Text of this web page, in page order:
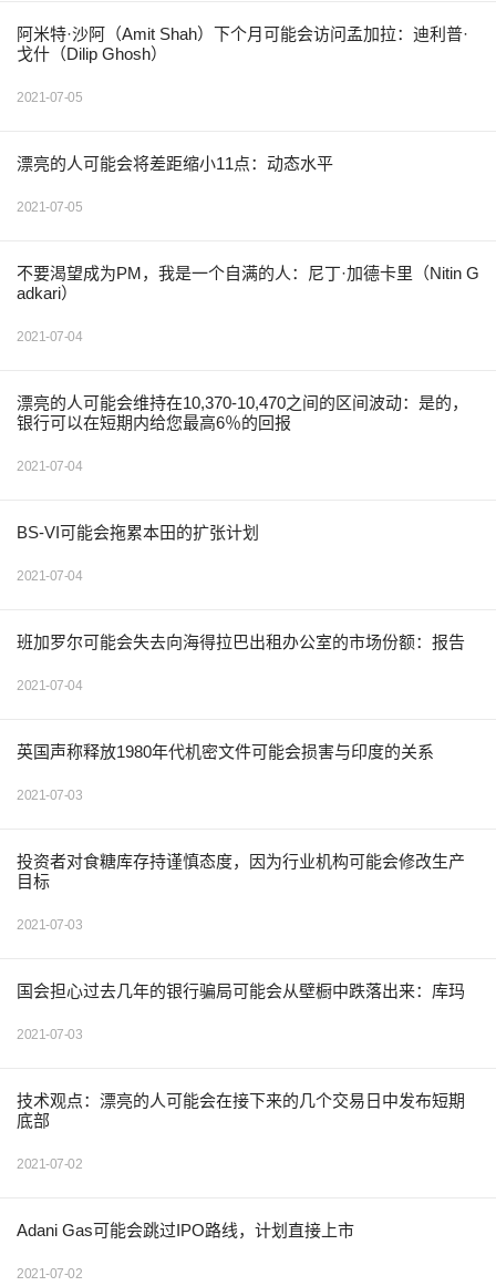
阿米特·沙阿（Amit Shah）下个月可能会访问孟加拉：迪利普·
戈什（Dilip Ghosh）
2021-07-05
漂亮的人可能会将差距缩小11点：动态水平
2021-07-05
不要渴望成为PM，我是一个自满的人：尼丁·加德卡里（Nitin G
adkari）
2021-07-04
漂亮的人可能会维持在10,370-10,470之间的区间波动：是的，
银行可以在短期内给您最高6％的回报
2021-07-04
BS-VI可能会拖累本田的扩张计划
2021-07-04
班加罗尔可能会失去向海得拉巴出租办公室的市场份额：报告
2021-07-04
英国声称释放1980年代机密文件可能会损害与印度的关系
2021-07-03
投资者对食糖库存持谨慎态度，因为行业机构可能会修改生产
目标
2021-07-03
国会担心过去几年的银行骗局可能会从壁橱中跌落出来：库玛
2021-07-03
技术观点：漂亮的人可能会在接下来的几个交易日中发布短期
底部
2021-07-02
Adani Gas可能会跳过IPO路线，计划直接上市
2021-07-02